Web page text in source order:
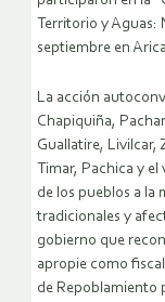
Territorio y Aguas:
septiembre en
La acción
Chapiquiña,
Guallatire, Livilcar,
Timar, Pachica y
de los pueblos a la
tradicionales y
gobierno que
apropie como
de Repoblamiento